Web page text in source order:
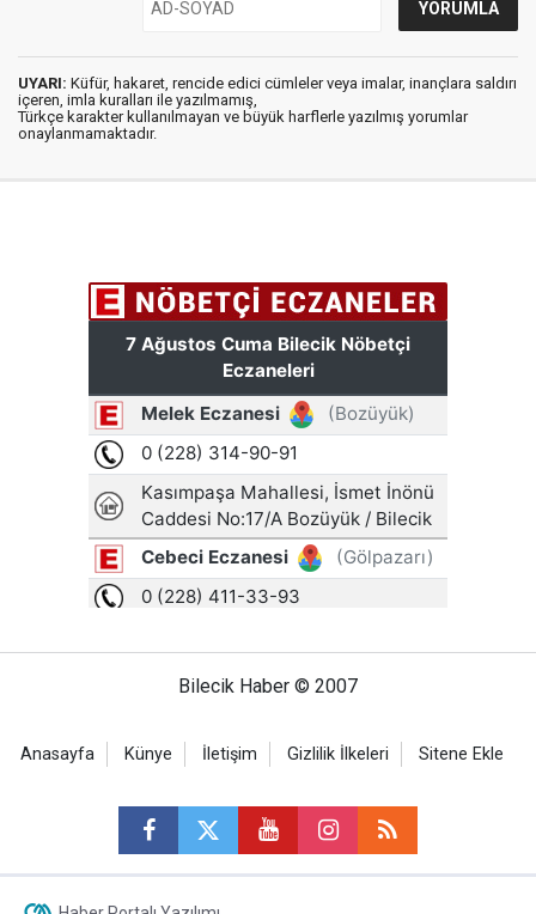
UYARI: Küfür, hakaret, rencide edici cümleler veya imalar, inançlara saldırı
içeren, imla kuralları ile yazılmamış,
Türkçe karakter kullanılmayan ve büyük harflerle yazılmış yorumlar
onaylanmamaktadır.
Bilecik Haber © 2007
Anasayfa Künye İletişim Gizlilik İlkeleri Sitene Ekle